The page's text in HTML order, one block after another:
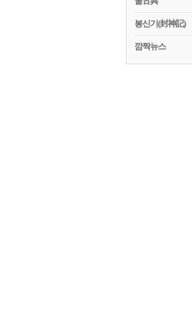
봉신기(封神記)
깜짝뉴스